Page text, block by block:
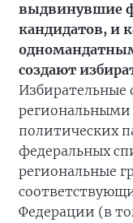
выдвинувшие
кандидатов, и
создают
Избирательные
политических
федеральных
региональные
Федерации (в